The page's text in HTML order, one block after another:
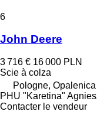
6
John Deere
3 716 € 16 000 PLN
Scie à colza
Pologne, Opalenica
PHU "Karetina"
Contacter le vendeur